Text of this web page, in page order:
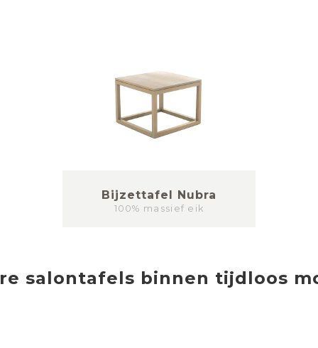
Bijzettafel Nubra
100% massief eik
salontafels binnen tijdloos